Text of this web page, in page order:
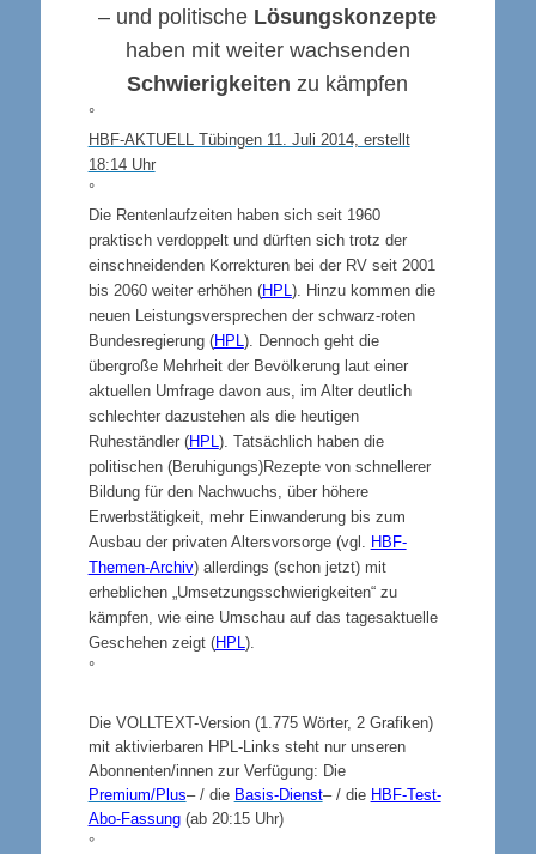
– und politische Lösungskonzepte
haben mit weiter wachsenden
Schwierigkeiten zu kämpfen
°
HBF-AKTUELL Tübingen 11. Juli 2014, erstellt
18:14 Uhr
°
Die Rentenlaufzeiten haben sich seit 1960
praktisch verdoppelt und dürften sich trotz der
einschneidenden Korrekturen bei der RV seit 2001
bis 2060 weiter erhöhen (HPL ). Hinzu kommen die
neuen Leistungsversprechen der schwarz-roten
Bundesregierung (HPL ). Dennoch geht die
übergroße Mehrheit der Bevölkerung laut einer
aktuellen Umfrage davon aus, im Alter deutlich
schlechter dazustehen als die heutigen
Ruheständler (HPL ). Tatsächlich haben die
politischen (Beruhigungs)Rezepte von schnellerer
Bildung für den Nachwuchs, über höhere
Erwerbstätigkeit, mehr Einwanderung bis zum
Ausbau der privaten Altersvorsorge (vgl. HBF-
Themen-Archiv) allerdings (schon jetzt) mit
erheblichen „Umsetzungsschwierigkeiten“ zu
kämpfen, wie eine Umschau auf das tagesaktuelle
Geschehen zeigt (HPL ).
°
Die VOLLTEXT-Version (1.775 Wörter, 2 Grafiken)
mit aktivierbaren HPL-Links steht nur unseren
Abonnenten/innen zur Verfügung: Die
Premium/Plus– / die Basis-Dienst– / die HBF-Test-
Abo-Fassung(ab 20:15 Uhr)
°